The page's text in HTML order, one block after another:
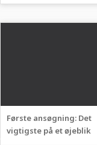
Første ansøgning: Det
vigtigste på et øjeblik